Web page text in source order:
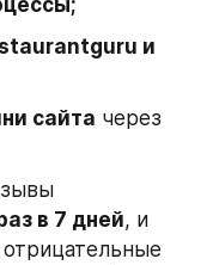
и
сайта через
в 7 дней
отрицательные